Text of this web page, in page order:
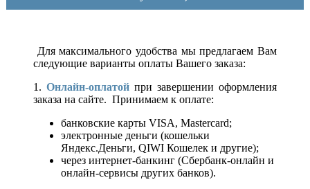
Для максимального удобства мы предлагаем Вам
следующие варианты оплаты Вашего заказа:
1. Онлайн-оплатой при завершении оформления
заказа на сайте. Принимаем к оплате:
банковские карты VISA, Mastercard;
электронные деньги (кошельки
Яндекс.Деньги, QIWI Кошелек и другие);
через интернет-банкинг (Сбербанк-онлайн и
онлайн-сервисы других банков).